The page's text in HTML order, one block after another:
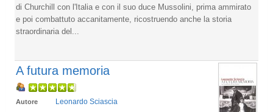
di Churchill con l'Italia e con il suo duce Mussolini, prima ammirato
e poi combattuto accanitamente, ricostruendo anche la storia
straordinaria del...
A futura memoria
Autore Leonardo Sciascia